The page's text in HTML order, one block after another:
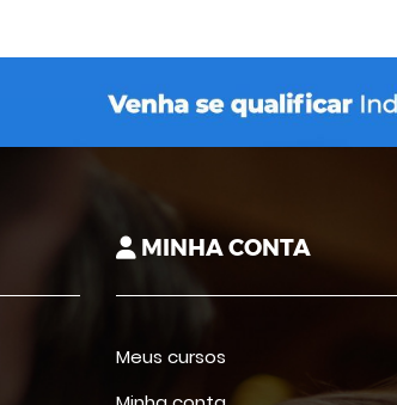
MINHA CONTA
Meus cursos